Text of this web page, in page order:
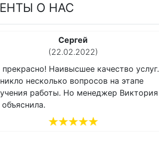
О НАС
Сергей
(22.02.2022)
прекрасно! Наивысшее качество услуг.
несколько вопросов на этапе
работы. Но менеджер Виктория
объяснила.